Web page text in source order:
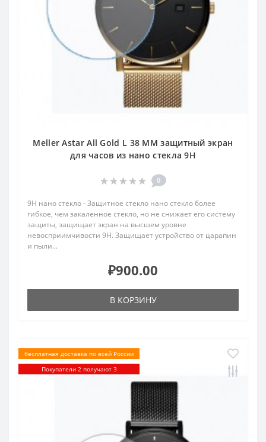
Meller Astar All Gold L 38 MM защитный экран
для часов из нано стекла 9H
0
9H нано стекло - Защитное стекло нано стекло более
гибкое, чем закаленное стекло, но не снижает его систему
защиты, защищает экран на высшем уровне
невосприимчивости 9H. Защищает устройство от царапин
и пыли...
₽900.00
В КОРЗИНУ
бесплатная доставка по всей России
Покупатели 2 получают 3